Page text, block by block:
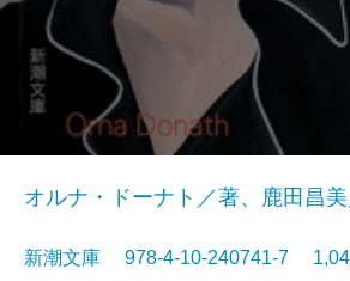
オルナ・ドーナト／著、鹿田昌
新潮文庫 978-4-10-240741-7